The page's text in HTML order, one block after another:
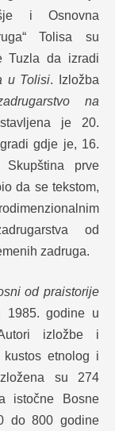
i Osnovna
Tolisa su
Tuzla da izradi
u Tolisi. Izložba
na
je 20.
gdje je, 16.
prve
da se tekstom,
od
zadruga.
od praistorije
1985. godine u
izložbe i
etnolog i
su 274
istočne Bosne
do 800 godine